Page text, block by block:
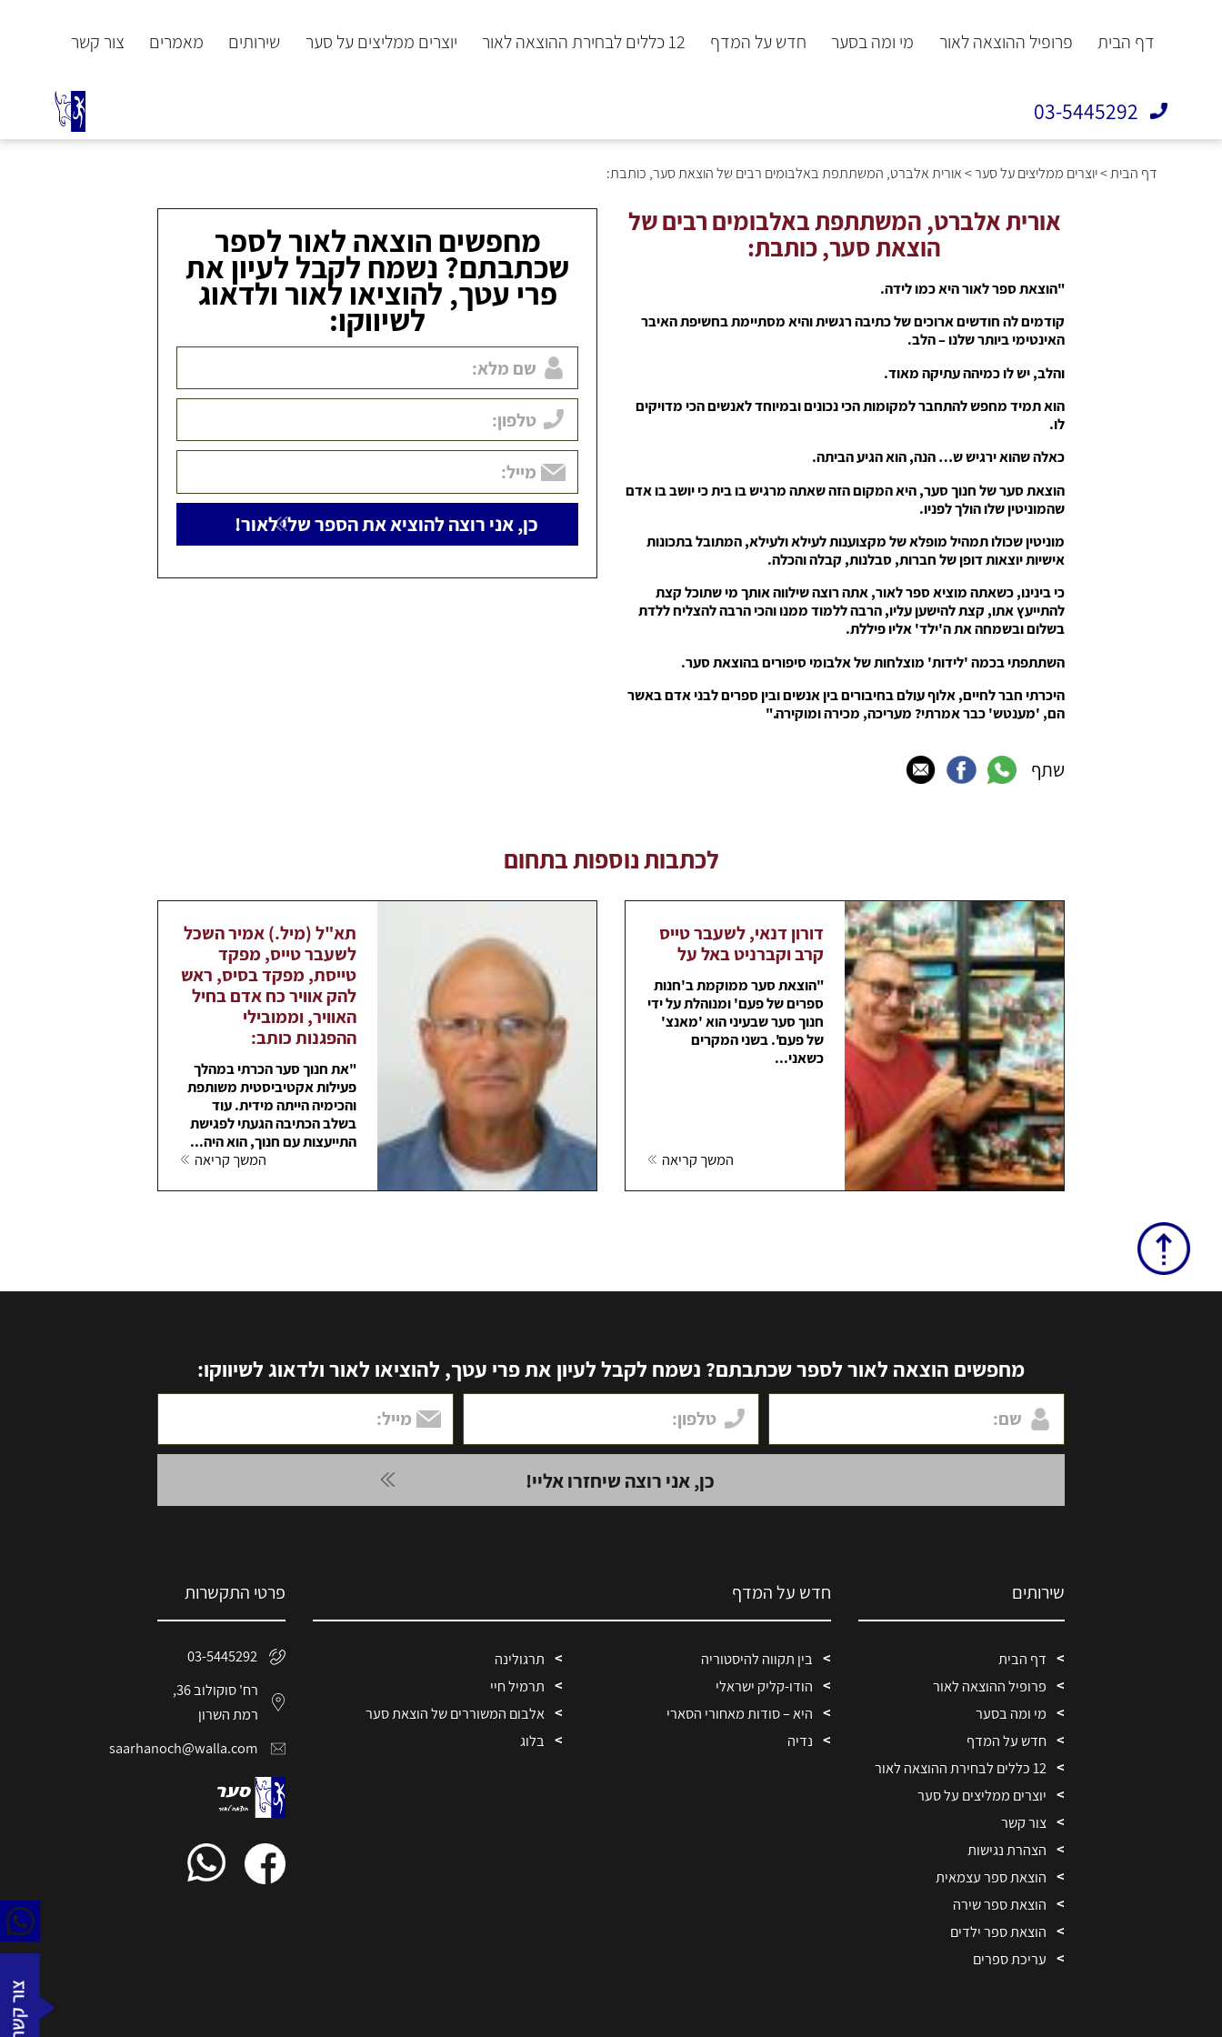
דף הבית פרופיל ההוצאה לאור מי ומה בסער חדש על המדף 12 כללים לבחירת ההוצאה לאור יוצרים ממליצים על סער שירותים מאמרים צור קשר
03-5445292
דף הבית>יוצרים ממליצים על סער>אורית אלברט, המשתתפת באלבומים רבים של הוצאת סער, כותבת:
אורית אלברט, המשתתפת באלבומים רבים של
הוצאת סער, כותבת:
"הוצאת ספר לאור היא כמו לידה.
קודמים לה חודשים ארוכים של כתיבה רגשית והיא מסתיימת בחשיפת האיבר
האינטימי ביותר שלנו – הלב.
והלב, יש לו כמיהה עתיקה מאוד.
הוא תמיד מחפש להתחבר למקומות הכי נכונים ובמיוחד לאנשים הכי מדויקים
לו.
כאלה שהוא ירגיש ש… הנה, הוא הגיע הביתה.
הוצאת סער של חנוך סער, היא המקום הזה שאתה מרגיש בו בית כי יושב בו אדם
שהמוניטין שלו הולך לפניו.
מוניטין שכולו תמהיל מופלא של מקצוענות לעילא ולעילא, המתובל בתכונות
אישיות יוצאות דופן של חברות, סבלנות, קבלה והכלה.
כי בינינו, כשאתה מוציא ספר לאור, אתה רוצה שילווה אותך מי שתוכל קצת
להתייעץ אתו, קצת להישען עליו, הרבה ללמוד ממנו והכי הרבה להצליח ללדת
בשלום ובשמחה את ה'ילד' אליו פיללת.
השתתפתי בכמה 'לידות' מוצלחות של אלבומי סיפורים בהוצאת סער.
היכרתי חבר לחיים, אלוף עולם בחיבורים בין אנשים ובין ספרים לבני אדם באשר
הם, 'מענטש' כבר אמרתי? מעריכה, מכירה ומוקירה."
שתף
מחפשים הוצאה לאור לספר
שכתבתם? נשמח לקבל לעיון את
פרי עטך, להוציאו לאור ולדאוג
לשיווקו:
לכתבות נוספות בתחום
דורון דנאי, לשעבר טייס
קרב וקברניט באל על
"הוצאת סער ממוקמת ב'חנות
ספרים של פעם' ומנוהלת על ידי
חנוך סער שבעיני הוא 'מאנצ'
של פעם'. בשני המקרים
כשאני...
המשך קריאה
תא"ל (מיל.) אמיר השכל
לשעבר טייס, מפקד
טייסת, מפקד בסיס, ראש
להק אוויר כח אדם בחיל
האוויר, וממובילי
ההפגנות כותב:
"את חנוך סער הכרתי במהלך
פעילות אקטיביסטית משותפת
והכימיה הייתה מידית. עוד
בשלב הכתיבה הגעתי לפגישת
התייעצות עם חנוך, הוא היה...
המשך קריאה
מחפשים הוצאה לאור לספר שכתבתם? נשמח לקבל לעיון את פרי עטך, להוציאו לאור ולדאוג לשיווקו:
שירותים
דף הבית
פרופיל ההוצאה לאור
מי ומה בסער
חדש על המדף
12 כללים לבחירת ההוצאה לאור
יוצרים ממליצים על סער
צור קשר
הצהרת נגישות
הוצאת ספר עצמאית
הוצאת ספר שירה
הוצאת ספר ילדים
עריכת ספרים
חדש על המדף
בין תקווה להיסטוריה
הודו-קליק ישראלי
היא – סודות מאחורי הסארי
נדיה
תרגולינה
תרמיל חיי
אלבום המשוררים של הוצאת סער
בלוג
פרטי התקשרות
03-5445292
רח' סוקולוב 36,
רמת השרון
saarhanoch@walla.com